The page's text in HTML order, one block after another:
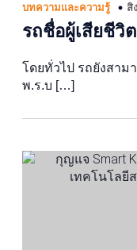
บทความและความรู้ สิ
รถชื่อผู้เสียชีวิ
โดยทั่วไป รถยังสาม
พ.ร.บ […]